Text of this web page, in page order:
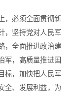
必须全面贯彻新
，坚持党对人民军
，全面推进政治建
军，高质量推进国
标，加快把人民军
全、发展利益，为